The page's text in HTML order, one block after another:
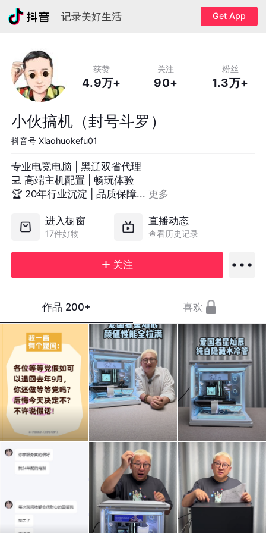
记录美好生活 Get App
获赞
4.9万+
关注
90+
粉丝
1.3万+
小伙搞机（封号斗罗）
抖音号 Xiaohuokefu01
专业电竞电脑 | 黑辽双省代理
💻 高端主机配置 | 畅玩体验
🏆 20年行业沉淀 | 品质保障... 更多
进入橱窗
17件好物
直播动态
查看历史记录
关注
作品 200+ 喜欢
我后
悔
2万
预算
好看
的机